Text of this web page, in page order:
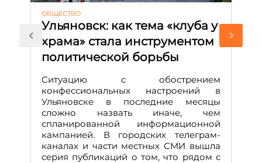
ОБЩЕСТВО
Ульяновск: как тема «клуба у
храма» стала инструментом
политической борьбы
Ситуацию с обострением
конфессиональных настроений в
Ульяновске в последние месяцы
сложно назвать иначе, чем
спланированной информационной
кампанией. В городских телеграм-
каналах и части местных СМИ вышла
серия публикаций о том, что рядом с